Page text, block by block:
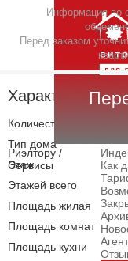
Риэлтору /
Сервисы
Как
Информация по
Перед заказом
Характеристики
Количество комнат
Тип дома
Этаж
Этажей всего
Площадь жилая
Площадь комнат
Площадь кухни